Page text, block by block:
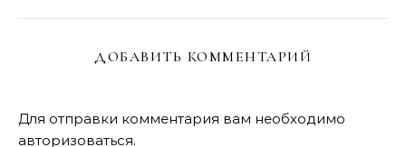
ДОБАВИТЬ КОММЕНТАРИЙ
Для отправки комментария вам необходимо
авторизоваться.